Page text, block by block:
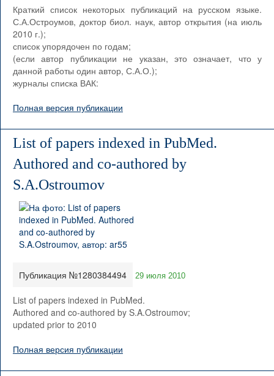
Краткий список некоторых публикаций на русском языке.
С.А.Остроумов, доктор биол. наук, автор открытия (на июль
2010 г.);
список упорядочен по годам;
(если автор публикации не указан, это означает, что у
данной работы один автор, С.А.О.);
журналы списка ВАК:
Полная версия публикации
List of papers indexed in PubMed.
Authored and co-authored by
S.A.Ostroumov
Публикация №1280384494 29 июля 2010
List of papers indexed in PubMed.
Authored and co-authored by S.A.Ostroumov;
updated prior to 2010
Полная версия публикации